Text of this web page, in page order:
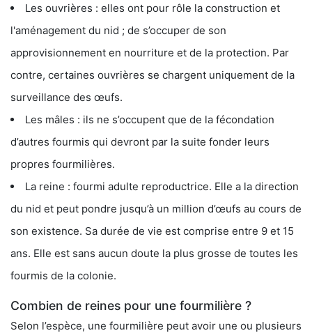
Les ouvrières : elles ont pour rôle la construction et
l'aménagement du nid ; de s’occuper de son
approvisionnement en nourriture et de la protection. Par
contre, certaines ouvrières se chargent uniquement de la
surveillance des œufs.
Les mâles : ils ne s’occupent que de la fécondation
d’autres fourmis qui devront par la suite fonder leurs
propres fourmilières.
La reine : fourmi adulte reproductrice. Elle a la direction
du nid et peut pondre jusqu’à un million d’œufs au cours de
son existence. Sa durée de vie est comprise entre 9 et 15
ans. Elle est sans aucun doute la plus grosse de toutes les
fourmis de la colonie.
Combien de reines pour une fourmilière ?
Selon l’espèce, une fourmilière peut avoir une ou plusieurs